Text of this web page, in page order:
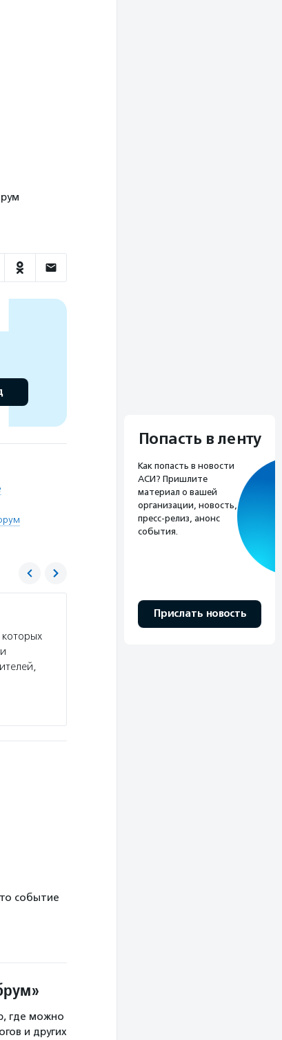
событие
где можно
и других
Попасть в ленту
Как попасть в новости
АСИ? Пришлите
материал о вашей
организации, новость,
пресс-релиз, анонс
события.
Прислать новость